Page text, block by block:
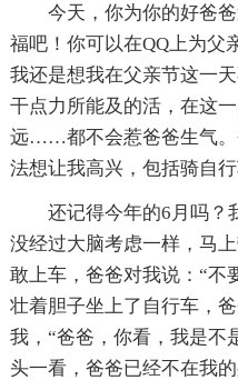
今天，你为你的好爸
福吧！你可以在QQ上为父
我还是想我在父亲节这一
干点力所能及的活，在这
远……都不会惹爸爸生气。
法想让我高兴，包括骑自行
还记得今年的6月吗？
没经过大脑考虑一样，马
敢上车，爸爸对我说：“不
壮着胆子坐上了自行车，
我，“爸爸，你看，我是不
头一看，爸爸已经不在我